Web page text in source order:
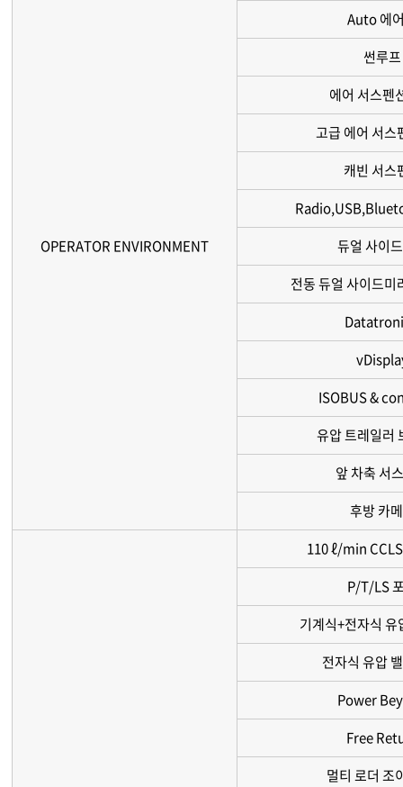
OPERATOR ENVIRONMENT
Auto 에
썬루프
에어 서스펜
고급 에어 서스
캐빈 서스
듀얼 사이
전동 듀얼 사이드
ISOBUS &
유압 트레일러
앞 차축 서
후방 카
110 ℓ/min
P/T/LS
기계식+전자식 유
전자식 유압
Power
Free
멀티 로더 조